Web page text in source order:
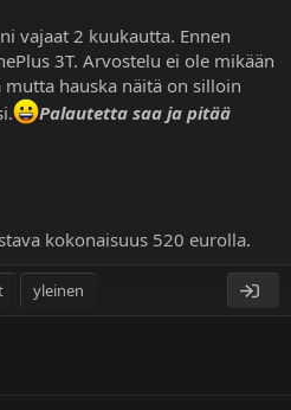
vajaat 2 kuukautta. Ennen
3T. Arvostelu ei ole mikään
hauska näitä on silloin
Palautetta saa ja pitää
kokonaisuus 520 eurolla.
yleinen